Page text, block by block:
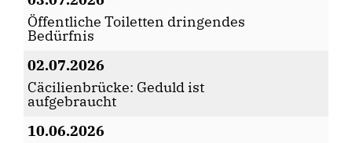
Öffentliche Toiletten dringendes
Bedürfnis
02.07.2026
Cäcilienbrücke: Geduld ist
aufgebraucht
10.06.2026